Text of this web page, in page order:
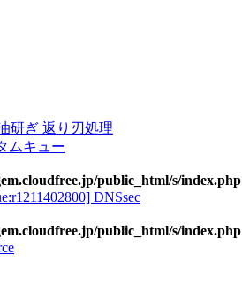
研ぎ 返り刃処理
ムキュー
public_html/s/index.php
DNSsec
public_html/s/index.php